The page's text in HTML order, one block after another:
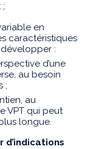
;
en
caractéristiques
:
d’une
au besoin
;
au
VPT qui peut
longue.
d’indications